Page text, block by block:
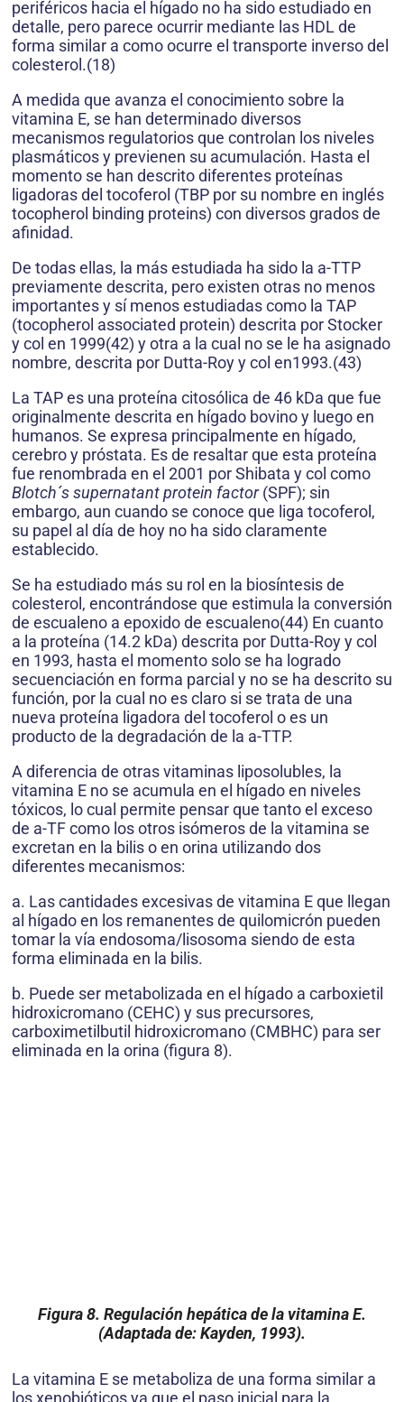
periféricos hacia el hígado no ha sido estudiado en
detalle, pero parece ocurrir mediante las HDL de
forma similar a como ocurre el transporte inverso del
colesterol.(18)
A medida que avanza el conocimiento sobre la
vitamina E, se han determinado diversos
mecanismos regulatorios que controlan los niveles
plasmáticos y previenen su acumulación. Hasta el
momento se han descrito diferentes proteínas
ligadoras del tocoferol (TBP por su nombre en inglés
tocopherol binding proteins) con diversos grados de
afinidad.
De todas ellas, la más estudiada ha sido la a-TTP
previamente descrita, pero existen otras no menos
importantes y sí menos estudiadas como la TAP
(tocopherol associated protein) descrita por Stocker
y col en 1999(42) y otra a la cual no se le ha asignado
nombre, descrita por Dutta-Roy y col en1993.(43)
La TAP es una proteína citosólica de 46 kDa que fue
originalmente descrita en hígado bovino y luego en
humanos. Se expresa principalmente en hígado,
cerebro y próstata. Es de resaltar que esta proteína
fue renombrada en el 2001 por Shibata y col como
Blotch´s supernatant protein factor(SPF); sin
embargo, aun cuando se conoce que liga tocoferol,
su papel al día de hoy no ha sido claramente
establecido.
Se ha estudiado más su rol en la biosíntesis de
colesterol, encontrándose que estimula la conversión
de escualeno a epoxido de escualeno(44) En cuanto
a la proteína (14.2 kDa) descrita por Dutta-Roy y col
en 1993, hasta el momento solo se ha logrado
secuenciación en forma parcial y no se ha descrito su
función, por la cual no es claro si se trata de una
nueva proteína ligadora del tocoferol o es un
producto de la degradación de la a-TTP.
A diferencia de otras vitaminas liposolubles, la
vitamina E no se acumula en el hígado en niveles
tóxicos, lo cual permite pensar que tanto el exceso
de a-TF como los otros isómeros de la vitamina se
excretan en la bilis o en orina utilizando dos
diferentes mecanismos:
a. Las cantidades excesivas de vitamina E que llegan
al hígado en los remanentes de quilomicrón pueden
tomar la vía endosoma/lisosoma siendo de esta
forma eliminada en la bilis.
b. Puede ser metabolizada en el hígado a carboxietil
hidroxicromano (CEHC) y sus precursores,
carboximetilbutil hidroxicromano (CMBHC) para ser
eliminada en la orina (figura 8).
Figura 8. Regulación hepática de la vitamina E.
(Adaptada de: Kayden, 1993).
La vitamina E se metaboliza de una forma similar a
los xenobióticos ya que el paso inicial para la